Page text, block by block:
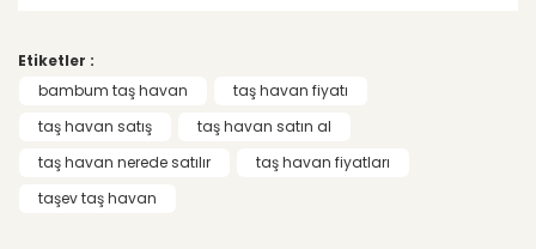
Yorum Yaz
kullanarak tarafımıza iletebilirsiniz.
Görüş ve önerileriniz için teşekkür ederiz.
görüntülenemiyor.
Ürün açıklamasında eksik bilgiler
Etiketler :
bambum taş havan
taş havan fiyatı
taş havan satış
taş havan satın al
taş havan nerede satılır
taş havan fiyatları
taşev taş havan